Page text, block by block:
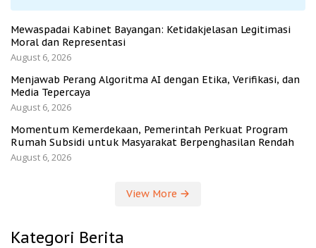
Mewaspadai Kabinet Bayangan: Ketidakjelasan Legitimasi
Moral dan Representasi
August 6, 2026
Menjawab Perang Algoritma AI dengan Etika, Verifikasi, dan
Media Tepercaya
August 6, 2026
Momentum Kemerdekaan, Pemerintah Perkuat Program
Rumah Subsidi untuk Masyarakat Berpenghasilan Rendah
August 6, 2026
View More
Kategori Berita